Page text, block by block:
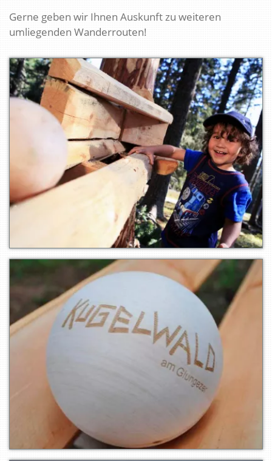
Gerne geben wir Ihnen Auskunft zu weiteren
umliegenden Wanderrouten!